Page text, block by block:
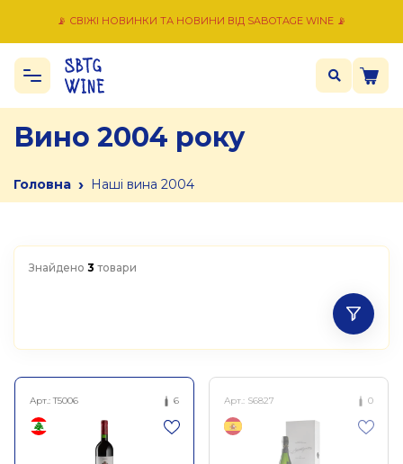
📡 СВІЖІ НОВИНКИ ТА НОВИНИ ВІД SABOTAGE WINE 📡
Вино 2004 року
Головна › Наші вина 2004
Знайдено 3 товари
Арт.:T5006 6 Арт.: S6827 0